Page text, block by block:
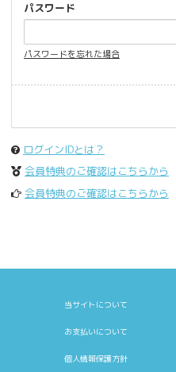
パスワード
パスワードを忘れた場合
ログインIDとは？
会員特典のご確認はこちらから
会員特典のご確認はこちらから
当サイトについて
お支払いについて
個人情報保護方針